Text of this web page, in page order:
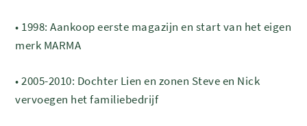
• 1998: Aankoop eerste magazijn en start van het eigen
merk MARMA
• 2005-2010: Dochter Lien en zonen Steve en Nick
vervoegen het familiebedrijf